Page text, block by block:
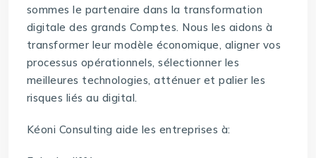
sommes le partenaire dans la transformation
digitale des grands Comptes. Nous les aidons à
transformer leur modèle économique, aligner vos
processus opérationnels, sélectionner les
meilleures technologies, atténuer et palier les
risques liés au digital.
Kéoni Consulting aide les entreprises à: